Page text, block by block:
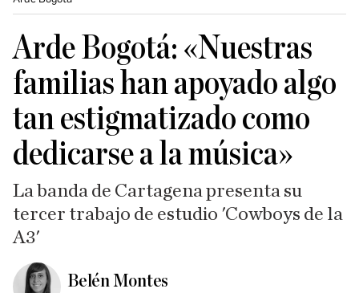
Arde Bogotá: «Nuestras
familias han apoyado algo
tan estigmatizado como
dedicarse a la música»
La banda de Cartagena presenta su
tercer trabajo de estudio 'Cowboys de la
A3'
Belén Montes